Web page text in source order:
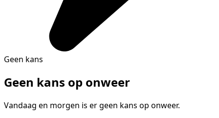
Geen kans
Geen kans op onweer
Vandaag en morgen is er geen kans op onweer.